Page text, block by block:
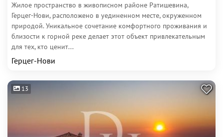
Жилое пространство в живописном районе Ратишевина,
Герцег-Нови, расположено в уединенном месте, окруженном
природой. Уникальное сочетание комфортного проживания и
близости к горной реке делает этот объект привлекательным
для тех, кто ценит...
Герцег-Нови
13